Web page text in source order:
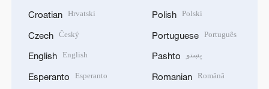
Croatian Hrvatski
Czech Český
English English
Esperanto Esperanto
Polish Polski
Portuguese Português
Pashto پښتو
Romanian Română